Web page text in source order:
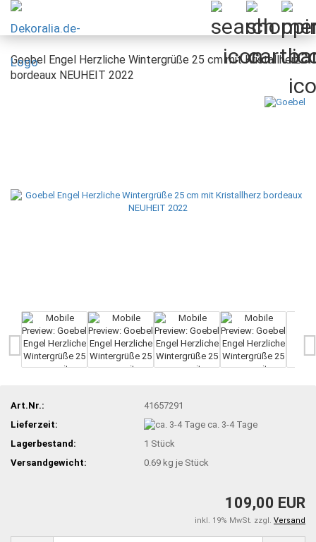
Goebel Engel Herzliche Wintergrüße 25 cm mit Kristallherz
bordeaux NEUHEIT 2022
Art.Nr.:
41657291
Lieferzeit:
ca. 3-4 Tage
Lagerbestand:
1 Stück
Versandgewicht:
0.69 kg je Stück
109,00 EUR
inkl. 19% MwSt. zzgl. Versand